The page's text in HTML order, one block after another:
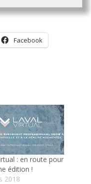
Facebook
: en route pour
édition !
2018